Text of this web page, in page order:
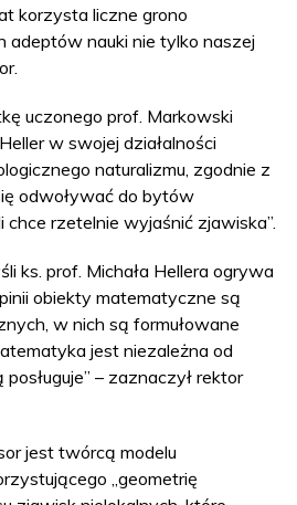
korzysta liczne grono
adeptów nauki nie tylko naszej
uczonego prof. Markowski
w swojej działalności
naturalizmu, zgodnie z
odwoływać do bytów
rzetelnie wyjaśnić zjawiska”.
ks. prof. Michała Hellera ogrywa
obiekty matematyczne są
w nich są formułowane
jest niezależna od
– zaznaczył rektor
jest twórcą modelu
„geometrię